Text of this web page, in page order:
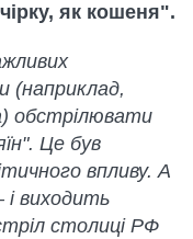
як кошеня".
(наприклад,
обстрілювати
Це був
впливу. А
виходить
столиці РФ